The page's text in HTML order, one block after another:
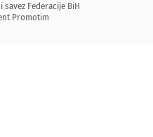
Federacije BiH
Promotim